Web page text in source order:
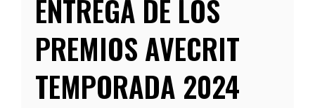
ENTREGA DE LOS
PREMIOS AVECRIT
TEMPORADA 2024